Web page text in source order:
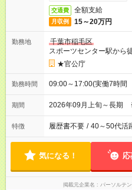
交通費 全額支給
月収例 15～20万円
勤務地
千葉市稲毛区
スポーツセンター駅から
★官公庁
勤務時間 09:00～17:00(実働7時
期間 2026年09月上旬～長期
特徴 履歴書不要 / 40～50代活
気になる！ 応
掲載元企業名 パーソルテ